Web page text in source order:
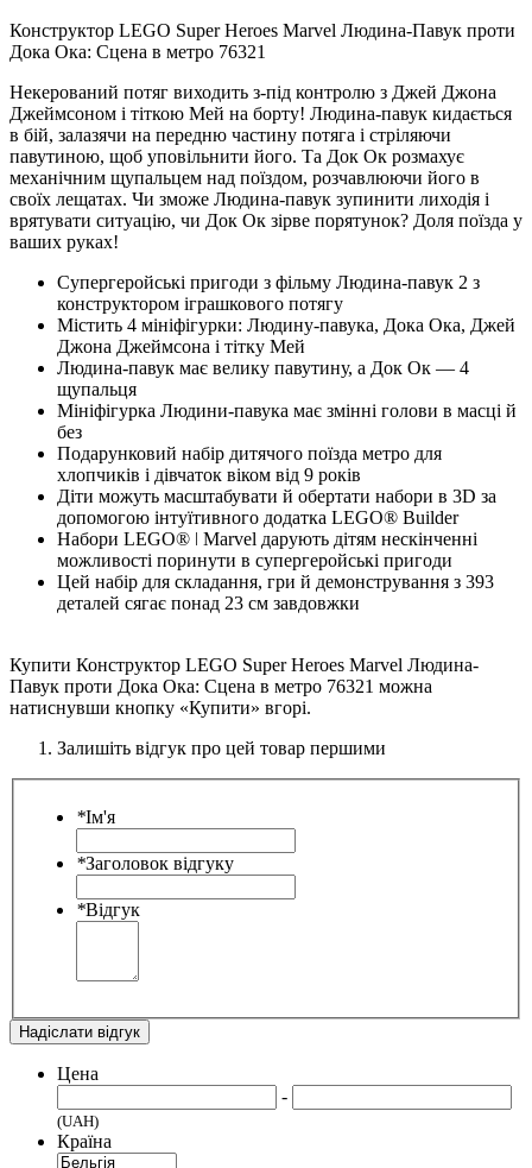
Конструктор LEGO Super Heroes Marvel Людина-Павук проти
Дока Ока: Сцена в метро 76321
Некерований потяг виходить з-під контролю з Джей Джона
Джеймсоном і тіткою Мей на борту! Людина-павук кидається
в бій, залазячи на передню частину потяга і стріляючи
павутиною, щоб уповільнити його. Та Док Ок розмахує
механічним щупальцем над поїздом, розчавлюючи його в
своїх лещатах. Чи зможе Людина-павук зупинити лиходія і
врятувати ситуацію, чи Док Ок зірве порятунок? Доля поїзда у
ваших руках!
Супергеройські пригоди з фільму Людина-павук 2 з
конструктором іграшкового потягу
Містить 4 мініфігурки: Людину-павука, Дока Ока, Джей
Джона Джеймсона і тітку Мей
Людина-павук має велику павутину, а Док Ок — 4
щупальця
Мініфігурка Людини-павука має змінні голови в масці й
без
Подарунковий набір дитячого поїзда метро для
хлопчиків і дівчаток віком від 9 років
Діти можуть масштабувати й обертати набори в 3D за
допомогою інтуїтивного додатка LEGO® Builder
Набори LEGO® ǀ Marvel дарують дітям нескінченні
можливості поринути в супергеройські пригоди
Цей набір для складання, гри й демонстрування з 393
деталей сягає понад 23 см завдовжки
Купити Конструктор LEGO Super Heroes Marvel Людина-
Павук проти Дока Ока: Сцена в метро 76321 можна
натиснувши кнопку «Купити» вгорі.
Залишіть відгук про цей товар першими
*Ім'я
*Заголовок відгуку
*Відгук
Надіслати відгук
Цена
-
(UAH)
Країна